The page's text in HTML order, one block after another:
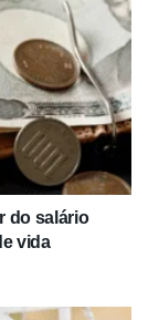
do salário
vida